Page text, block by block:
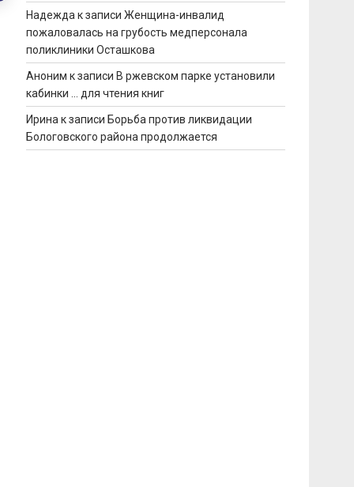
Надежда к записиЖенщина-инвалид
пожаловалась на грубость медперсонала
поликлиники Осташкова
Аноним к записи В ржевском парке установили
кабинки … для чтения книг
Ирина к записи Борьба против ликвидации
Бологовского района продолжается